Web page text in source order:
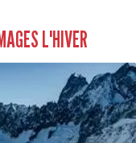
L'HIVER